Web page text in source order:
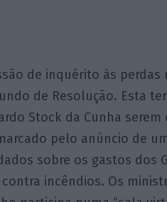
de inquérito às perdas
de Resolução. Esta
Stock da Cunha
pelo anúncio de
sobre os gastos dos
incêndios. Os